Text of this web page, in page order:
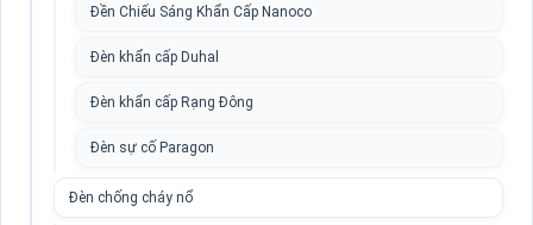
Đền Chiếu Sáng Khẩn Cấp Nanoco
Đèn khẩn cấp Duhal
Đèn khẩn cấp Rạng Đông
Đèn sự cố Paragon
Đèn chống cháy nổ